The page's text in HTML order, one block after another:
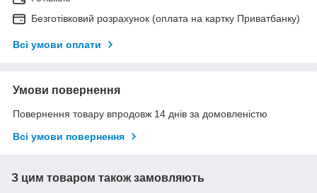
Безготівковий розрахунок (оплата на картку Приватбанку)
Всі умови оплати
Умови повернення
Повернення товару впродовж 14 днів за домовленістю
Всі умови повернення
З цим товаром також замовляють